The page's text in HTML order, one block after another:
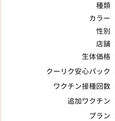
種類
カラー
性別
店舗
生体価格
クーリク安心パック
ワクチン接種回数
追加ワクチン
プラン